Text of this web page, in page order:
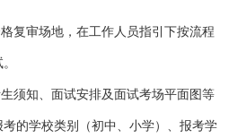
复审场地，在工作人员指引下按流程
须知、面试安排及面试考场平面图等
的学校类别（初中、小学）、报考学